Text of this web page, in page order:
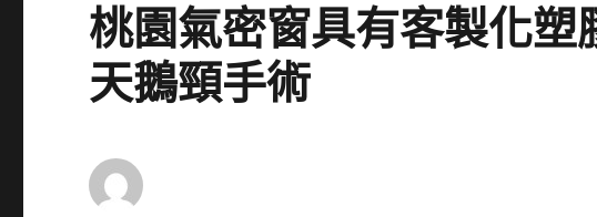
桃園氣密窗具有客製化
天鵝頸手術